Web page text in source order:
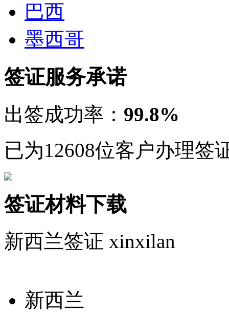
巴西
墨西哥
签证服务承诺
出签成功率： 99.8%
已为12608位客户办理签
签证材料下载
新西兰签证 xinxilan
新西兰